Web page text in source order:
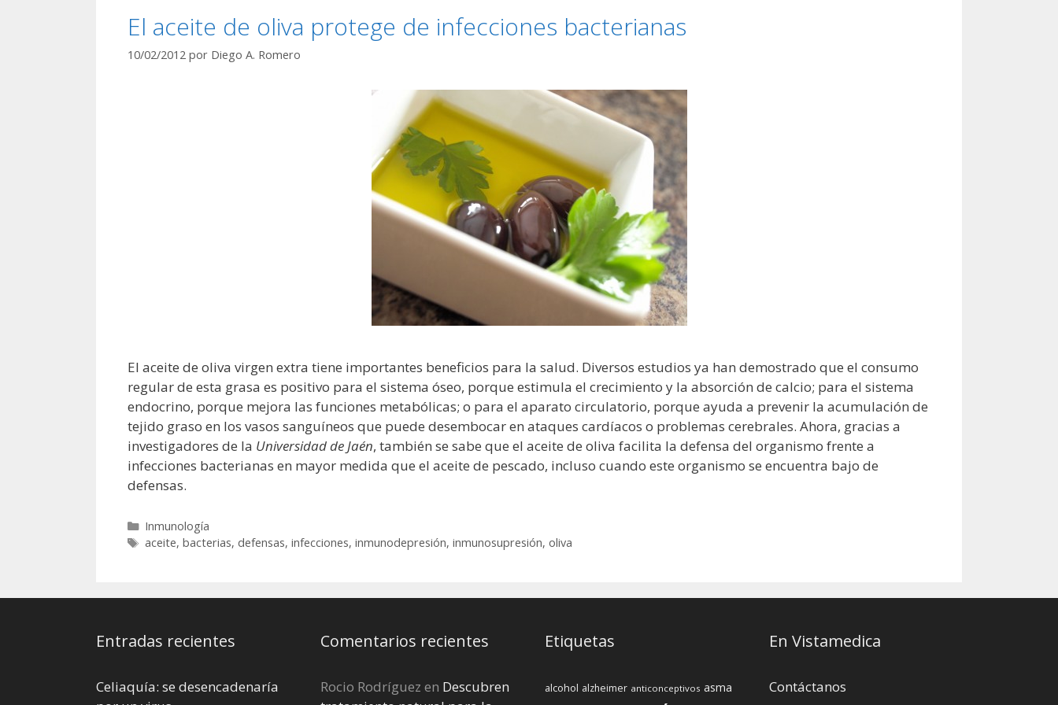
El aceite de oliva protege de infecciones bacterianas
10/02/2012 por Diego A. Romero
El aceite de oliva virgen extra tiene importantes beneficios para la salud. Diversos estudios ya han demostrado que el consumo
regular de esta grasa es positivo para el sistema óseo, porque estimula el crecimiento y la absorción de calcio; para el sistema
endocrino, porque mejora las funciones metabólicas; o para el aparato circulatorio, porque ayuda a prevenir la acumulación de
tejido graso en los vasos sanguíneos que puede desembocar en ataques cardíacos o problemas cerebrales. Ahora, gracias a
investigadores de la Universidad de Jaén, también se sabe que el aceite de oliva facilita la defensa del organismo frente a
infecciones bacterianas en mayor medida que el aceite de pescado, incluso cuando este organismo se encuentra bajo de
defensas.
Categorías
Inmunología
Etiquetas
aceite, bacterias, defensas, infecciones, inmunodepresión, inmunosupresión, oliva
Entradas recientes
Celiaquía: se desencadenaría
Comentarios recientes
Rocio Rodríguez en Descubren
Etiquetas
alcohol alzheimer anticonceptivos asma
En Vistamedica
Contáctanos